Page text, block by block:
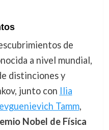
de
a nivel mundial,
distinciones y
junto con Ilia
Tamm,
Nobel de Física